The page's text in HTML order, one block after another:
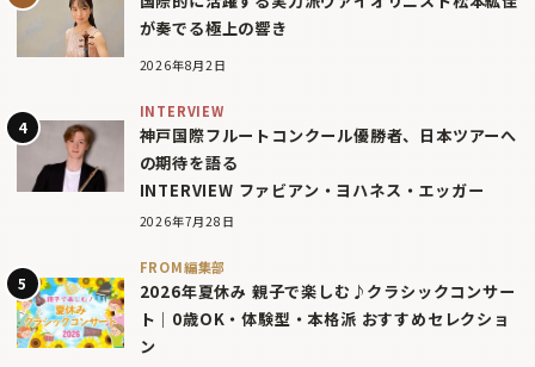
が奏でる極上の響き
2026年8月2日
INTERVIEW
神戸国際フルートコンクール優勝者、日本ツアーへ
の期待を語る
INTERVIEW ファビアン・ヨハネス・エッガー
2026年7月28日
FROM編集部
2026年夏休み 親子で楽しむ♪クラシックコンサー
ト｜0歳OK・体験型・本格派 おすすめセレクショ
ン